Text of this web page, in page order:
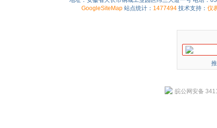
GoogleSiteMap 站点统计： 1477494 技术支持： 仪
皖公网安备